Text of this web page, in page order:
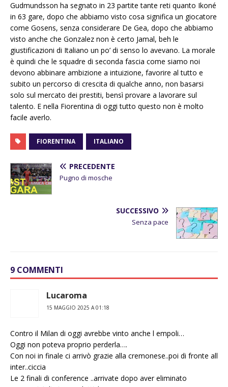
Gudmundsson ha segnato in 23 partite tante reti quanto Ikoné
in 63 gare, dopo che abbiamo visto cosa significa un giocatore
come Gosens, senza considerare De Gea, dopo che abbiamo
visto anche che Gonzalez non è certo Jamal, beh le
giustificazioni di Italiano un po’ di senso lo avevano. La morale
è quindi che le squadre di seconda fascia come siamo noi
devono abbinare ambizione a intuizione, favorire al tutto e
subito un percorso di crescita di qualche anno, non basarsi
solo sul mercato dei prestiti, bensì provare a lavorare sul
talento. E nella Fiorentina di oggi tutto questo non è molto
facile averlo.
FIORENTINA ITALIANO
PRECEDENTE
Pugno di mosche
SUCCESSIVO
Senza pace
9 COMMENTI
Lucaroma
15 MAGGIO 2025 A 01:18
Contro il Milan di oggi avrebbe vinto anche l empoli…
Oggi non poteva proprio perderla….
Con noi in finale ci arrivò grazie alla cremonese..poi di fronte all
inter..ciccia
Le 2 finali di conference ..arrivate dopo aver eliminato